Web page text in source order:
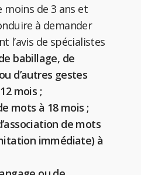
moins de 3 ans et
à demander
l’avis de spécialistes
babillage, de
d’autres gestes
mois ;
mots à 18 mois ;
de mots
immédiate) à